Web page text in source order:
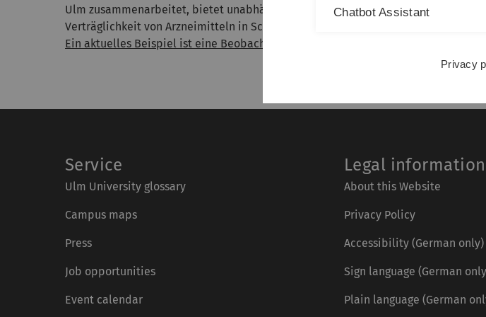
Ulm zusammenarbeitet, bietet unabhängige Informationen zur
Verträglichkeit von Arzneimitteln in Schwangerschaft und Stillzeit an.
Ein aktuelles Beispiel ist eine Beobachtungsstudie zu Covid-19-Impfungen in der
Service
Ulm University glossary
Campus maps
Press
Job opportunities
Event calendar
Legal information
About this Website
Privacy Policy
Accessibility (German only)
Sign language (German
Plain language (German
Chatbot Assistant
Privacy